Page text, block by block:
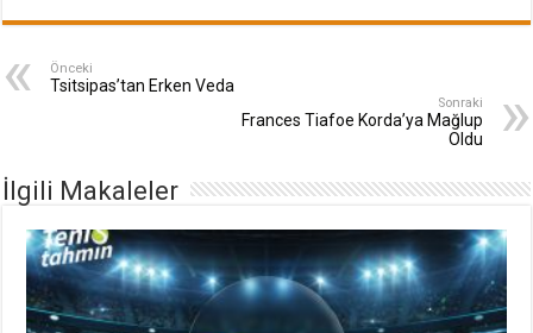
Önceki
Tsitsipas’tan Erken Veda
Sonraki
Frances Tiafoe Korda’ya Mağlup
Oldu
İlgili Makaleler